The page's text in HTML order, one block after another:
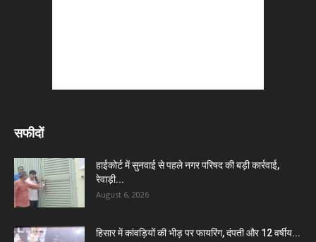
सफीदों
हाईकोर्ट में सुनवाई से पहले नगर परिषद की बड़ी कार्रवाई,
रेवाड़ी...
August 6, 2026
हिसार में कांवड़ियों की भीड़ पर फायरिंग, दंपती और 12 वर्षीय...